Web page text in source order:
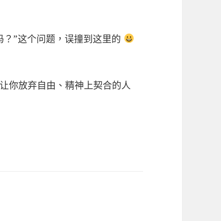
”这个问题，误撞到这里的
你放弃自由、精神上契合的人